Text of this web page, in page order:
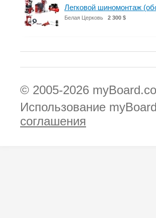
Легковой шиномонтаж
Белая Церковь 2 300 $
© 2005-2026
Использование
соглашения